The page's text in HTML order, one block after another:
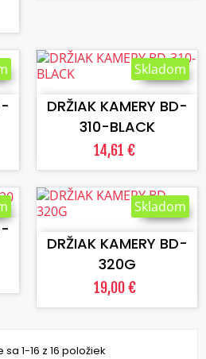
VLOŽIŤ DO KOŠÍKA
DRŽIAK KAMERY BD-
310-BLACK
14,61 €
Skladom
VLOŽIŤ DO KOŠÍKA
DRŽIAK KAMERY BD-
320G
19,00 €
Skladom
1-16 z 16 položiek